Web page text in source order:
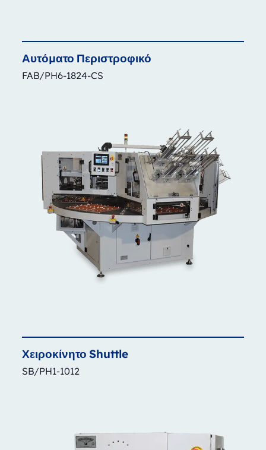
Αυτόματο Περιστροφικό
FAB/PH6-1824-CS
Χειροκίνητο Shuttle
SB/PH1-1012